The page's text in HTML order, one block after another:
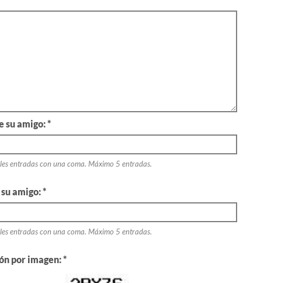
su amigo: *
entradas con una coma. Máximo 5 entradas.
amigo: *
entradas con una coma. Máximo 5 entradas.
por imagen: *